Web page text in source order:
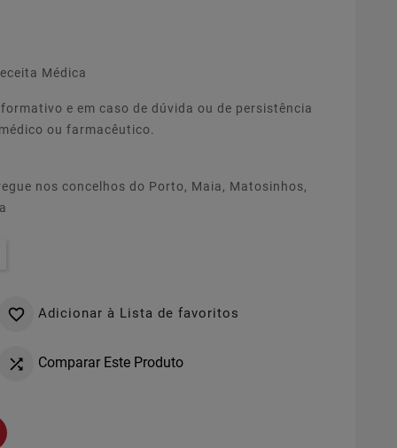
Médica
e em caso de dúvida ou de persistência
ou farmacêutico.
nos concelhos do Porto, Maia, Matosinhos,
 Adicionar à Lista de favoritos
 Comparar Este Produto